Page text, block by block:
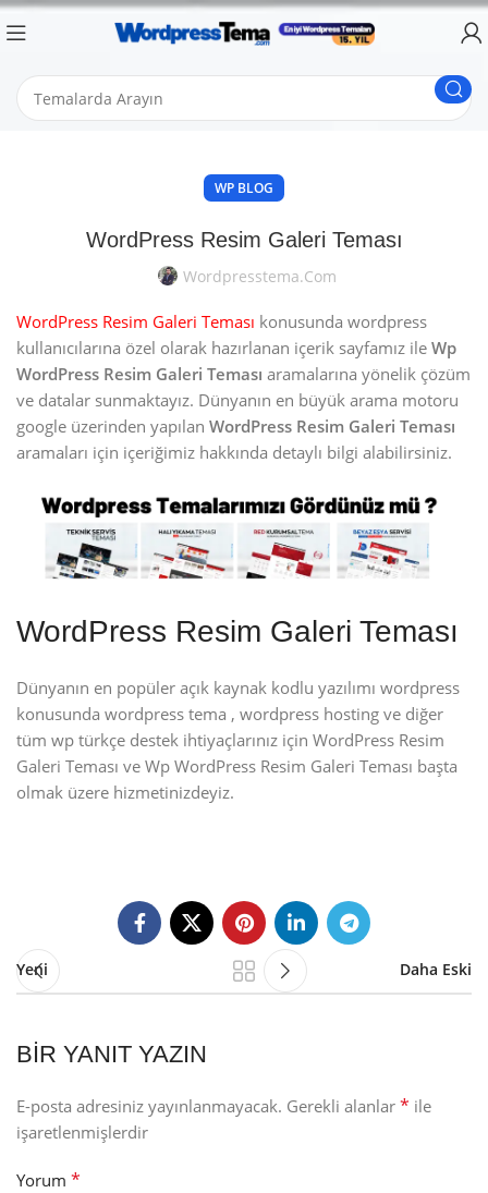
WP BLOG
WordPress Resim Galeri Teması
Wordpresstema.com
WordPress Resim Galeri Teması konusunda wordpress
kullanıcılarına özel olarak hazırlanan içerik sayfamız ile Wp
WordPress Resim Galeri Teması aramalarına yönelik çözüm
ve datalar sunmaktayız. Dünyanın en büyük arama motoru
google üzerinden yapılan WordPress Resim Galeri Teması
aramaları için içeriğimiz hakkında detaylı bilgi alabilirsiniz.
WordPress Resim Galeri Teması
Dünyanın en popüler açık kaynak kodlu yazılımı wordpress
konusunda wordpress tema , wordpress hosting ve diğer
tüm wp türkçe destek ihtiyaçlarınız için WordPress Resim
Galeri Teması ve Wp WordPress Resim Galeri Teması başta
olmak üzere hizmetinizdeyiz.
Yeni Daha Eski
BIR YANIT YAZIN
E-posta adresiniz yayınlanmayacak. Gerekli alanlar * ile
işaretlenmişlerdir
Yorum *